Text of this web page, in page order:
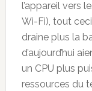
l’appareil vers
Wi-Fi), tout
draine plus la
d’aujourd’hui
un CPU plus
ressources du